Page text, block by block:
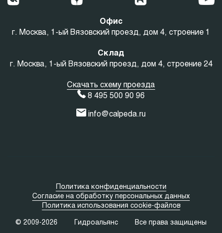
Офис
г. Москва, 1-ый Вязовский проезд, дом 4, строение 1
Склад
г. Москва, 1-ый Вязовский проезд, дом 4, строение 24
Скачать схему проезда
8 495 500 90 96
info@calpeda.ru
© 2009-2026 Гидроальянс Все права защищены
Политика конфиденциальности
Согласие на обработку персональных данных
Политика использования cookie-файлов